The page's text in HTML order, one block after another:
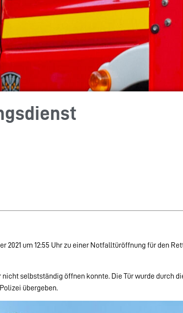
2021 um 12:55 Uhr zu einer Notfalltüröffnung für den
selbstständig öffnen konnte. Die Tür wurde durch
übergeben.